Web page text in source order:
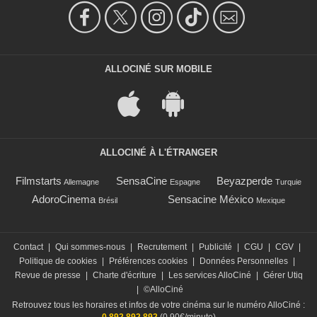
ALLOCINÉ SUR MOBILE
ALLOCINÉ À L'ÉTRANGER
Filmstarts Allemagne SensaCine Espagne Beyazperde Turquie
AdoroCinema Brésil Sensacine México Mexique
Contact Qui sommes-nous Recrutement Publicité CGU CGV
Politique de cookies
Préférences cookies Données Personnelles
Revue de presse
Charte d'écriture Les services AlloCiné
Gérer Utiq
©AlloCiné
Retrouvez tous les horaires et infos de votre cinéma sur le numéro AlloCiné :